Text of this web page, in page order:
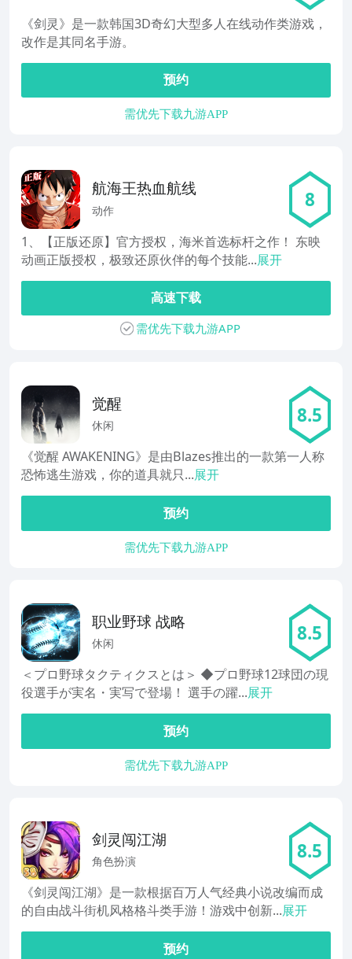
《剑灵》是一款韩国3D奇幻大型多人在线动作类游戏，
改作是其同名手游。
预约
需优先下载九游APP
航海王热血航线
动作 8
1、【正版还原】官方授权，海米首选标杆之作！ 东映
动画正版授权，极致还原伙伴的每个技能...展开
高速下载
需优先下载九游APP
觉醒
休闲 8.5
《觉醒 AWAKENING》是由Blazes推出的一款第一人称
恐怖逃生游戏，你的道具就只...展开
预约
需优先下载九游APP
职业野球 战略
休闲 8.5
＜プロ野球タクティクスとは＞ ◆プロ野球12球団の現
役選手が実名・実写で登場！ 選手の躍...展开
预约
需优先下载九游APP
剑灵闯江湖
角色扮演 8.5
《剑灵闯江湖》是一款根据百万人气经典小说改编而成
的自由战斗街机风格格斗类手游！游戏中创新...展开
预约